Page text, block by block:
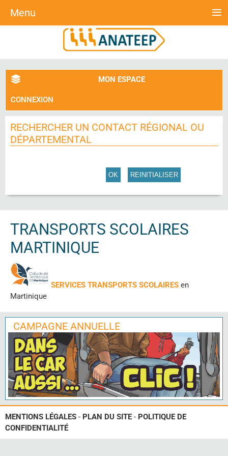
MON ESPACE
CONNEXION
RECHERCHER UN CONTACT RÉGIONAL OU
DÉPARTEMENTAL
OK REINITIALISER
TRANSPORTS SCOLAIRES
MARTINIQUE
SERVICES TRANSPORTS SCOLAIRES en
Martinique
CAMPAGNE ANNUELLE
MENTIONS LÉGALES - PLAN DU SITE - POLITIQUE DE
CONFIDENTIALITÉ
Menu ≡